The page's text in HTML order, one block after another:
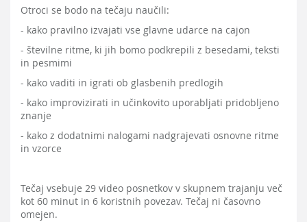
Otroci se bodo na tečaju naučili:
- kako pravilno izvajati vse glavne udarce na cajon
- številne ritme, ki jih bomo podkrepili z besedami, teksti
in pesmimi
- kako vaditi in igrati ob glasbenih predlogih
- kako improvizirati in učinkovito uporabljati pridobljeno
znanje
- kako z dodatnimi nalogami nadgrajevati osnovne ritme
in vzorce
Tečaj vsebuje 29 video posnetkov v skupnem trajanju več
kot 60 minut in 6 koristnih povezav. Tečaj ni časovno
omejen.